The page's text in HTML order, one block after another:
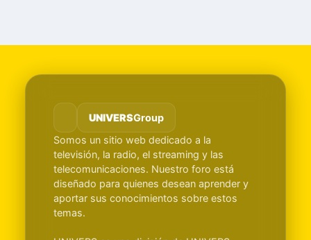
UNIVERSGroup
Somos un sitio web dedicado a la
televisión, la radio, el streaming y las
telecomunicaciones. Nuestro foro está
diseñado para quienes desean aprender y
aportar sus conocimientos sobre estos
temas.